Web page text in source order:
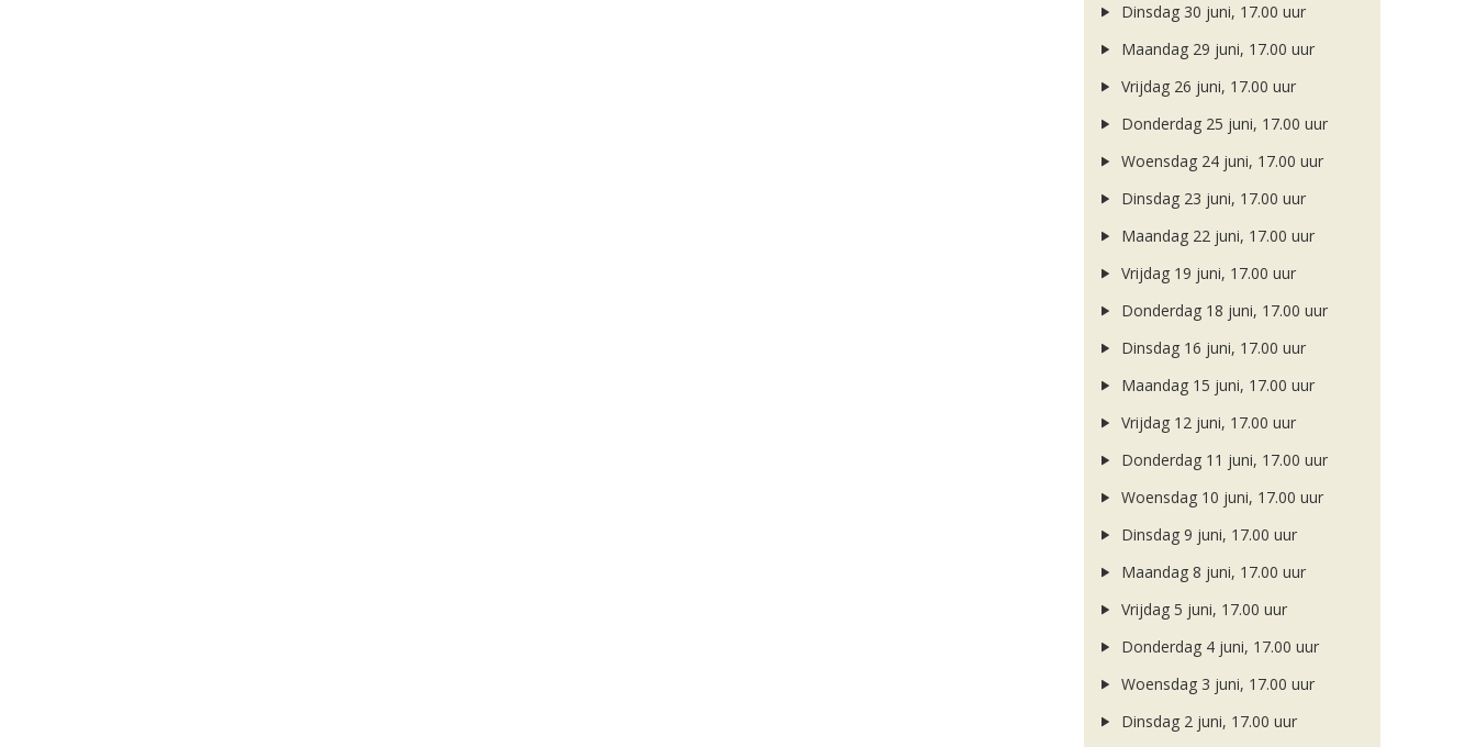
Dinsdag 30 juni, 17.00 uur
Maandag 29 juni, 17.00 uur
Vrijdag 26 juni, 17.00 uur
Donderdag 25 juni, 17.00 uur
Woensdag 24 juni, 17.00 uur
Dinsdag 23 juni, 17.00 uur
Maandag 22 juni, 17.00 uur
Vrijdag 19 juni, 17.00 uur
Donderdag 18 juni, 17.00 uur
Dinsdag 16 juni, 17.00 uur
Maandag 15 juni, 17.00 uur
Vrijdag 12 juni, 17.00 uur
Donderdag 11 juni, 17.00 uur
Woensdag 10 juni, 17.00 uur
Dinsdag 9 juni, 17.00 uur
Maandag 8 juni, 17.00 uur
Vrijdag 5 juni, 17.00 uur
Donderdag 4 juni, 17.00 uur
Woensdag 3 juni, 17.00 uur
Dinsdag 2 juni, 17.00 uur